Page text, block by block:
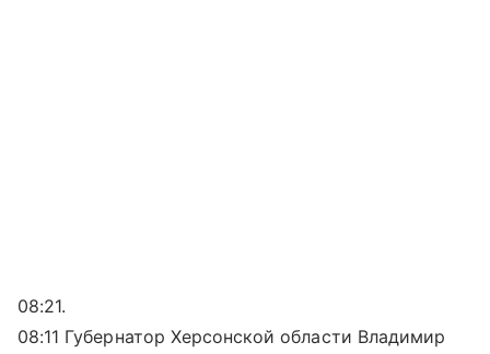
08:21.
08:11 Губернатор Херсонской области Владимир